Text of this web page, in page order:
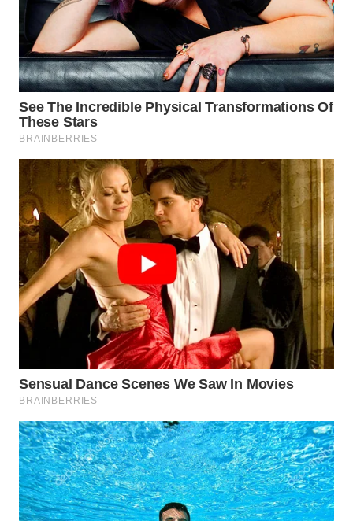
WN
KARO
WN
SIMALUNGUN
LABUHANBATU
WN
TAPANULI
TENGAH
WN DELI
SERDANG
TINGGI
WN
PAKPAK
WN
KARAWANG